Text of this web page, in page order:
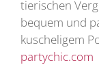
tierischen
bequem und
kuscheligem
partychic.com